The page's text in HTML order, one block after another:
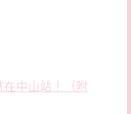
中山站！（附